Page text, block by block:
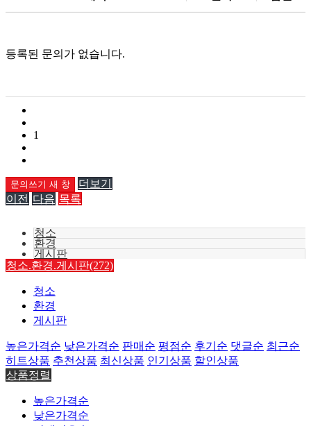
등록된 문의가 없습니다.
1
문의쓰기 새 창
더보기
이전 다음 목록
청소
환경
게시판
청소.환경.게시판(272)
청소
환경
게시판
높은가격순 낮은가격순 판매순 평점순 후기순 댓글순 최근순
히트상품 추천상품 최신상품 인기상품 할인상품
상품정렬
높은가격순
낮은가격순